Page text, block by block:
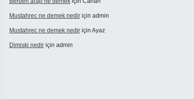
Mustahrec ne demek nediriçin admin
Mustahrec ne demek nediriçin Ayaz
Dimiski nediriçin admin